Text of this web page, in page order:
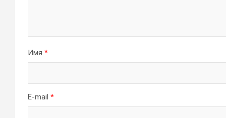
Имя *
E-mail *